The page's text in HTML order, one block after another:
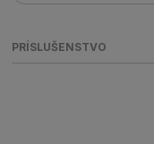
PRÍSLUŠENSTVO